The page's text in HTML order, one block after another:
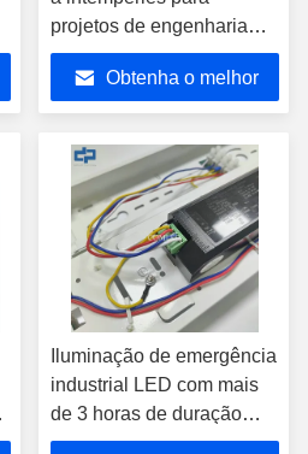
projetos de engenharia
Iluminação LED de 2 pés
com classificação de
resistência à água IP65
Parques de
estacionamento 18w slim
led batten
Obtenha o melhor
Iluminação de emergência
industrial LED com mais
de 3 horas de duração
IP20 LED Iluminação